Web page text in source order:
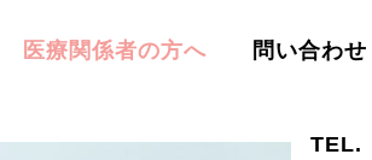
TEL.
医療関係者の方へ 問い合わせ